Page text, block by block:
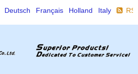
Deutsch Français Holland Italy